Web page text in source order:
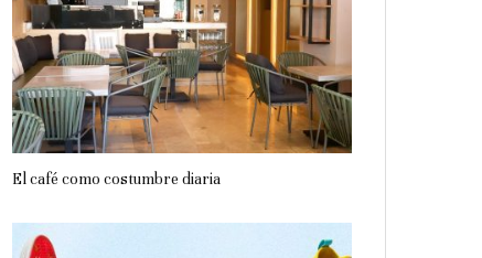
El café como costumbre diaria